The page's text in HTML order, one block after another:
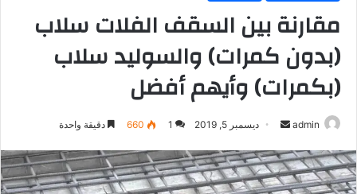
مقارنة بين السقف الفلات سلاب
(بدون كمرات) والسوليد سلاب
(بكمرات) وأيهم أفضل
admin
أرسل
إلكترونيا
ديسمبر 5, 2019 1
660 دقيقة واحدة